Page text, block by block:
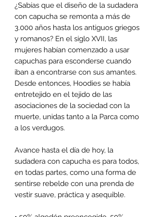
¿Sabías que el diseño de la sudadera
con capucha se remonta a más de
3.000 años hasta los antiguos griegos
y romanos? En el siglo XVII, las
mujeres habían comenzado a usar
capuchas para esconderse cuando
iban a encontrarse con sus amantes.
Desde entonces, Hoodies se había
entretejido en el tejido de las
asociaciones de la sociedad con la
muerte, unidas tanto a la Parca como
a los verdugos.
Avance hasta el día de hoy, la
sudadera con capucha es para todos,
en todas partes, como una forma de
sentirse rebelde con una prenda de
vestir suave, práctica y asequible.